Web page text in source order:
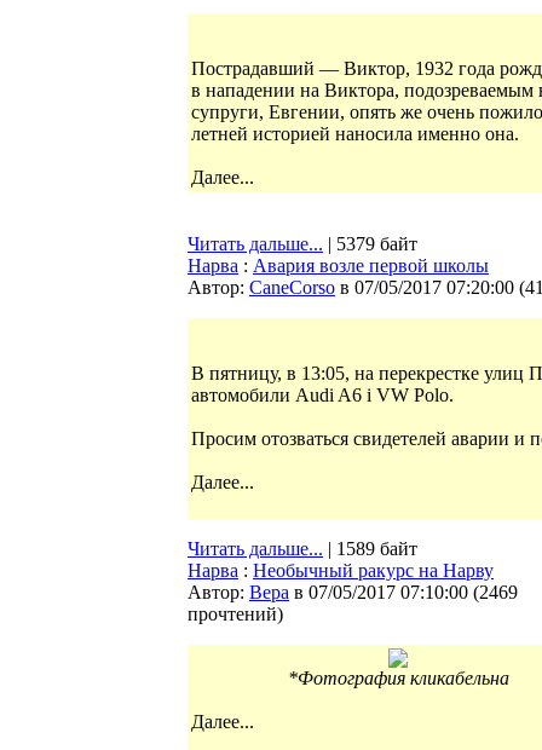
Пострадавший — Виктор, 1932 года
в нападении на Виктора, подозреваемым
супруги, Евгении, опять же очень
летней историей наносила именно она.
Далее...
Читать дальше... | 5379 байт
Нарва : Авария возле первой школы
Автор: CaneCorso в 07/05/2017 07:20:00 (
В пятницу, в 13:05, на перекрестке
автомобили Audi A6 i VW Polo.
Просим отозваться свидетелей аварии и
Далее...
Читать дальше... | 1589 байт
Нарва : Необычный ракурс на Нарву
Автор: Bepa в 07/05/2017 07:10:00 (2469
прочтений)
*Фотография кликабельна
Далее...